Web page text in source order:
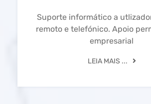
Suporte informático a
remoto e telefónico. Apoio
empresarial
LEIA MAIS ...